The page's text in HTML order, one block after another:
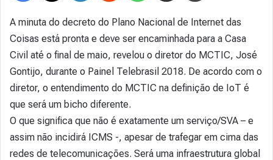
A minuta do decreto do Plano Nacional de Internet das
Coisas está pronta e deve ser encaminhada para a Casa
Civil até o final de maio, revelou o diretor do MCTIC, José
Gontijo, durante o Painel Telebrasil 2018. De acordo com o
diretor, o entendimento do MCTIC na definição de IoT é
que será um bicho diferente.
O que significa que não é exatamente um serviço/SVA – e
assim não incidirá ICMS -, apesar de trafegar em cima das
redes de telecomunicações. Será uma infraestrutura global